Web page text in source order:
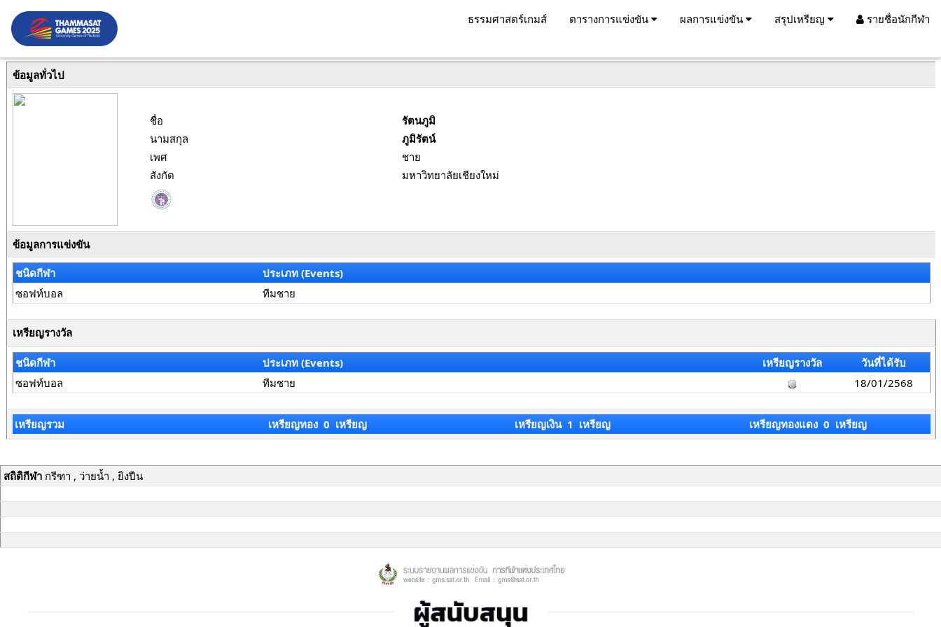
ธรรมศาสตร์เกมส์ ตารางการแข่งขัน ผลการแข่งขัน สรุปเหรียญ รายชื่อนักกีฬา
ข้อมูลทั่วไป
ชื่อ
รัตนภูมิ
นามสกุล
ภูมิรัตน์
เพศ
ชาย
สังกัด
มหาวิทยาลัยเชียงใหม่
ข้อมูลการแข่งขัน
ชนิดกีฬา
ประเภท (Events)
ซอฟท์บอล
ทีมชาย
เหรียญรางวัล
ชนิดกีฬา ประเภท (Events) เหรียญรางวัล
วันที่ได้รับ
ซอฟท์บอล
ทีมชาย 18/01/2568
เหรียญรวม เหรียญทอง 0 เหรียญ เหรียญเงิน 1 เหรียญ เหรียญทองแดง 0 เหรียญ
สถิติกีฬากรีฑา , ว่ายน้ำ , ยิงปืน